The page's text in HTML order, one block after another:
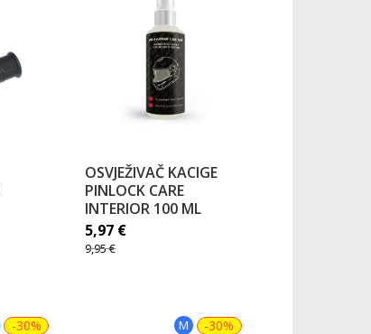
OSVJEŽIVAČ KACIGE
PINLOCK CARE
INTERIOR 100 ML
5,97 €
9,95€
-30% M -30%